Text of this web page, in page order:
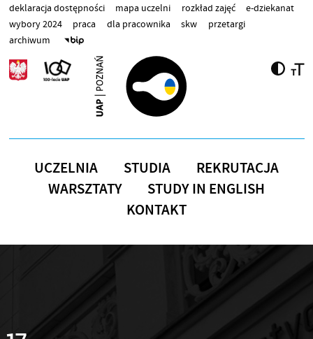
Przejdź do treści
deklaracja dostępności mapa uczelni rozkład zajęć
e-dziekanat
wybory 2024
praca dla pracownika skw
przetargi
archiwum
UCZELNIA STUDIA
REKRUTACJA
WARSZTATY
STUDY IN ENGLISH
KONTAKT